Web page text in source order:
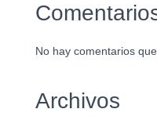
No hay comentarios
Archivos